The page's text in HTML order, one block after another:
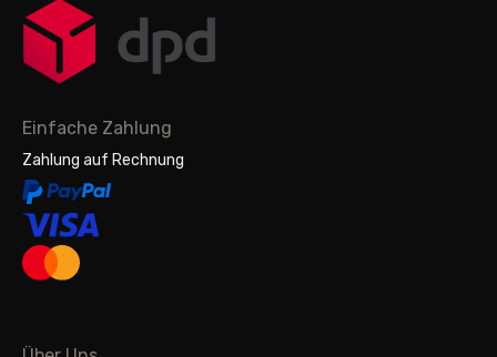
Einfache Zahlung
Zahlung auf Rechnung